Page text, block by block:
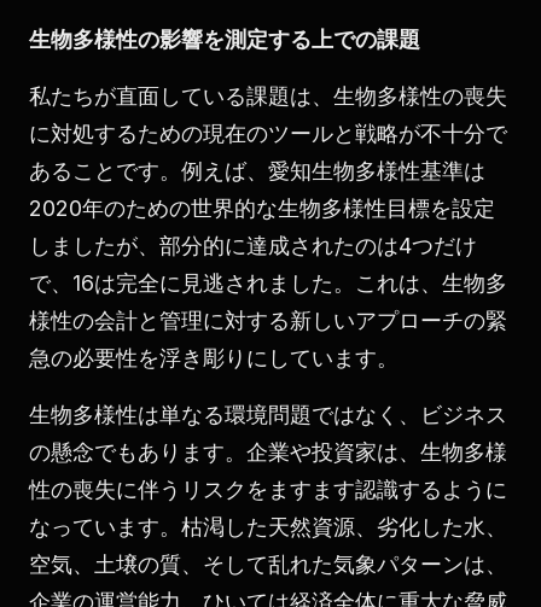
生物多様性の影響を測定する上での課題
私たちが直面している課題は、生物多様性の喪失
に対処するための現在のツールと戦略が不十分で
あることです。例えば、愛知生物多様性基準は
2020年のための世界的な生物多様性目標を設定
しましたが、部分的に達成されたのは4つだけ
で、16は完全に見逃されました。これは、生物多
様性の会計と管理に対する新しいアプローチの緊
急の必要性を浮き彫りにしています。
生物多様性は単なる環境問題ではなく、ビジネス
の懸念でもあります。企業や投資家は、生物多様
性の喪失に伴うリスクをますます認識するように
なっています。枯渇した天然資源、劣化した水、
空気、土壌の質、そして乱れた気象パターンは、
企業の運営能力、ひいては経済全体に重大な脅威